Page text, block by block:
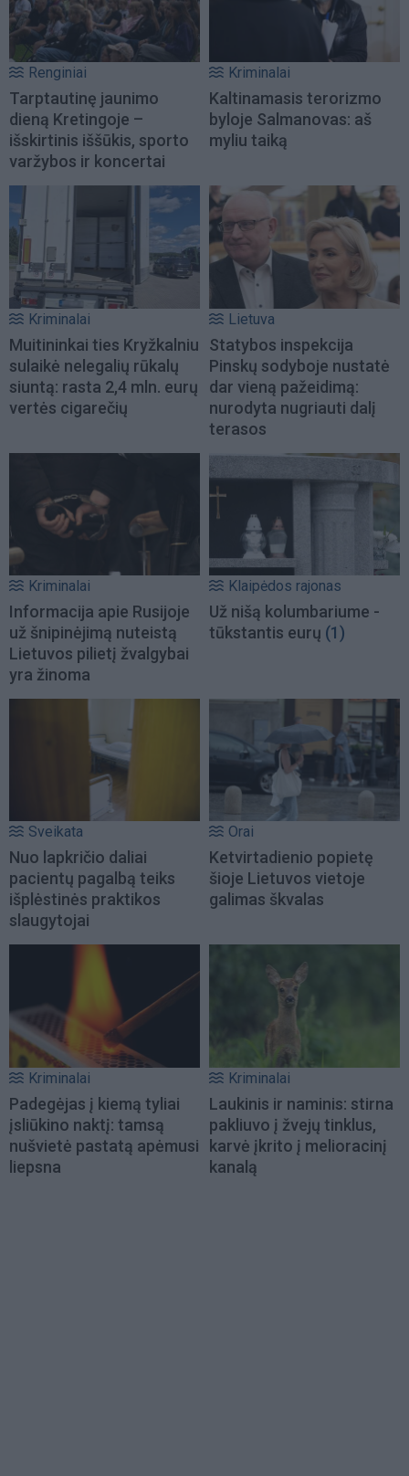
Renginiai
Tarptautinę jaunimo
dieną Kretingoje –
išskirtinis iššūkis, sporto
varžybos ir koncertai
Kriminalai
Kaltinamasis terorizmo
byloje Salmanovas: aš
myliu taiką
Kriminalai
Muitininkai ties Kryžkalniu
sulaikė nelegalių rūkalų
siuntą: rasta 2,4 mln. eurų
vertės cigarečių
Lietuva
Statybos inspekcija
Pinskų sodyboje nustatė
dar vieną pažeidimą:
nurodyta nugriauti dalį
terasos
Kriminalai
Informacija apie Rusijoje
už šnipinėjimą nuteistą
Lietuvos pilietį žvalgybai
yra žinoma
Klaipėdos rajonas
Už nišą kolumbariume -
tūkstantis eurų (1)
Sveikata
Nuo lapkričio daliai
pacientų pagalbą teiks
išplėstinės praktikos
slaugytojai
Orai
Ketvirtadienio popietę
šioje Lietuvos vietoje
galimas škvalas
Kriminalai
Padegėjas į kiemą tyliai
įsliūkino naktį: tamsą
nušvietė pastatą apėmusi
liepsna
Kriminalai
Laukinis ir naminis: stirna
pakliuvo į žvejų tinklus,
karvė įkrito į melioracinį
kanalą